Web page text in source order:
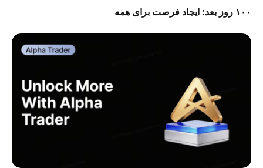
۱۰۰ روز بعد: ایجاد فرصت برای همه